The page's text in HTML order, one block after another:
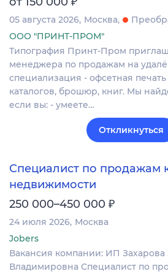
05 августа 2026 Москва
ООО "ПРИНТ-ПРОМ"
Типография Принт-Пром
менеджера по продажам на
специализация - офсетная
каталогов, брошюр, книг. Мы
если вы: - умеете…
Откликнуться
Специалист по продажам
недвижимости
250 000–450 000 ₽
24 июля 2026 Москва
Jobers
Вакансия компании: ИП Захарова
Владимировна Специалист по